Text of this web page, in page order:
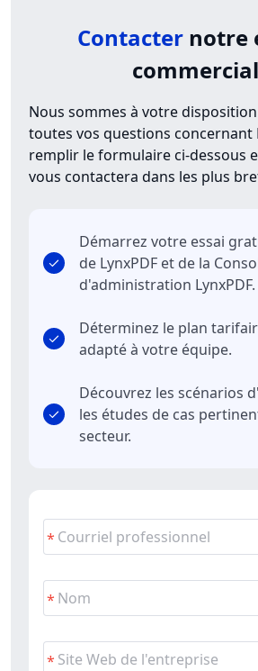
Contacternotre
Nous sommes à votre
toutes vos questions concernant
remplir le formulaire ci-dessous
vous contactera dans les plus
Démarrez votre essai
de LynxPDF et de la
d'administration LynxPDF.
Déterminez le plan
adapté à votre équipe.
Découvrez les scénarios
les études de cas
secteur.